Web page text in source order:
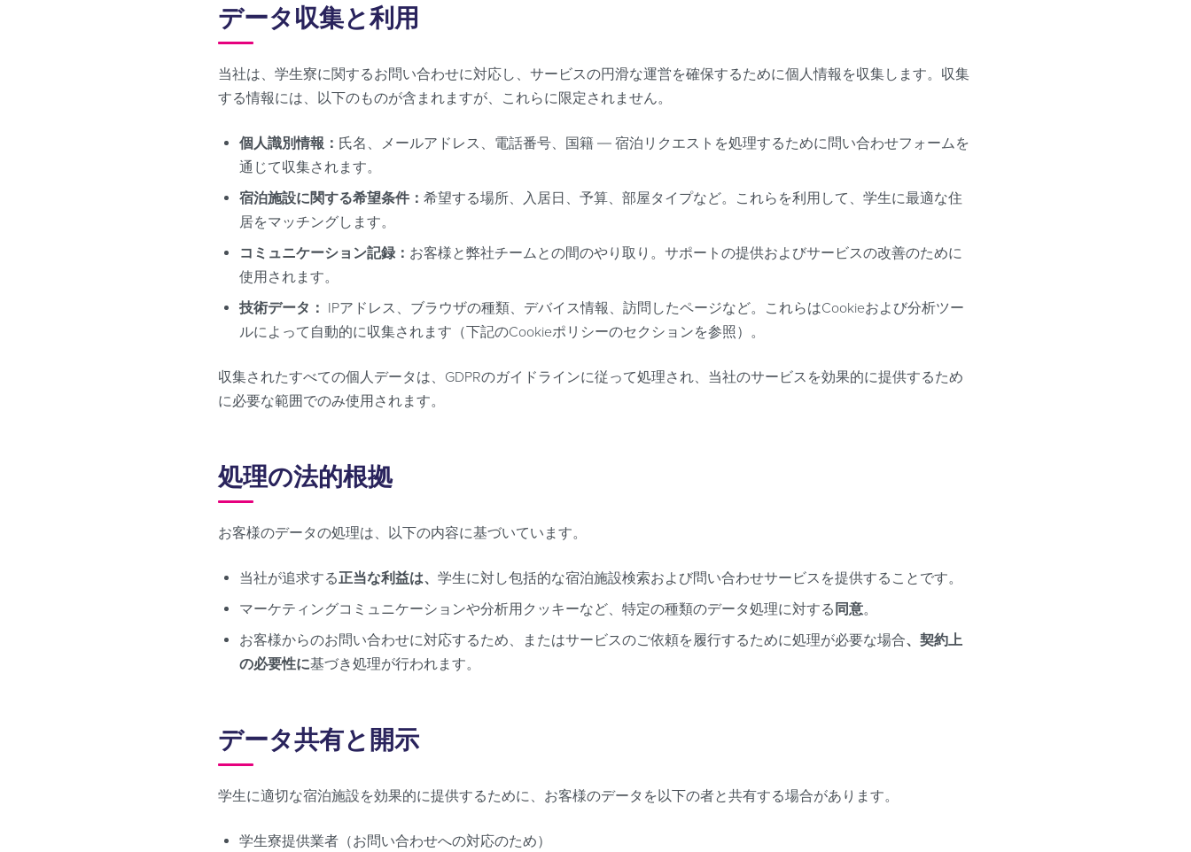
データ収集と利用
当社は、学生寮に関するお問い合わせに対応し、サービスの円滑な運営を確保するために個人情報を収集します。収集
する情報には、以下のものが含まれますが、これらに限定されません。
個人識別情報： 氏名、メールアドレス、電話番号、国籍 ― 宿泊リクエストを処理するために問い合わせフォームを
通じて収集されます。
宿泊施設に関する希望条件： 希望する場所、入居日、予算、部屋タイプなど。これらを利用して、学生に最適な住
居をマッチングします。
コミュニケーション記録： お客様と弊社チームとの間のやり取り。サポートの提供およびサービスの改善のために
使用されます。
技術データ： IPアドレス、ブラウザの種類、デバイス情報、訪問したページなど。これらはCookieおよび分析ツー
ルによって自動的に収集されます（下記のCookieポリシーのセクションを参照）。
収集されたすべての個人データは、GDPRのガイドラインに従って処理され、当社のサービスを効果的に提供するため
に必要な範囲でのみ使用されます。
処理の法的根拠
お客様のデータの処理は、以下の内容に基づいています。
当社が追求する正当な利益は、 学生に対し包括的な宿泊施設検索および問い合わせサービスを提供することです。
マーケティングコミュニケーションや分析用クッキーなど、特定の種類のデータ処理に対する 同意。
お客様からのお問い合わせに対応するため、またはサービスのご依頼を履行するために処理が必要な場合、契約上
の必要性に基づき処理が行われます。
データ共有と開示
学生に適切な宿泊施設を効果的に提供するために、お客様のデータを以下の者と共有する場合があります。
学生寮提供業者（お問い合わせへの対応のため）